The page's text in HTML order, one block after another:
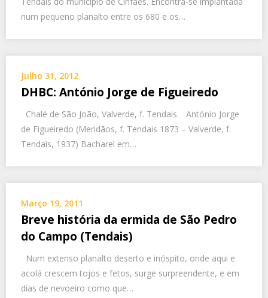
num pequeno planalto entre os 680 e os…
Julho 31, 2012
DHBC: António Jorge de Figueiredo
Chalé de São João, Valverde, f. Tendais. António Jorge
de Figueiredo (Meridãos, f. Tendais 1873 – Valverde, f.
Tendais, 1937) Bacharel em…
Março 19, 2011
Breve história da ermida de São Pedro
do Campo (Tendais)
Num extenso planalto deserto e inóspito, onde aqui e
acolá crescem tojos e fetos, surge surpreendente, e em
dias de nevoeiro como que…